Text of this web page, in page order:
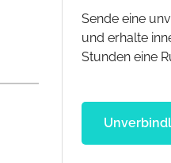
Sende eine
und erhalte
Stunden eine